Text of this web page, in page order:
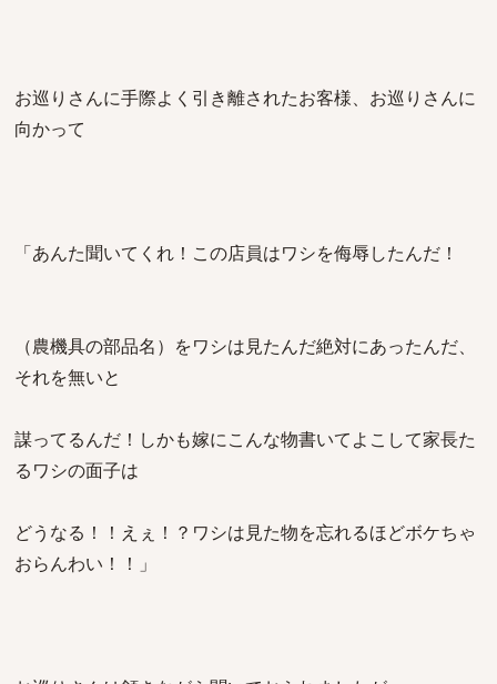
お巡りさんに手際よく引き離されたお客様、お巡りさんに
向かって
「あんた聞いてくれ！この店員はワシを侮辱したんだ！
（農機具の部品名）をワシは見たんだ絶対にあったんだ、
それを無いと
謀ってるんだ！しかも嫁にこんな物書いてよこして家長た
るワシの面子は
どうなる！！えぇ！？ワシは見た物を忘れるほどボケちゃ
おらんわい！！」